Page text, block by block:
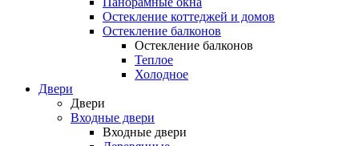
Остекление коттеджей и домов
Остекление балконов
Остекление балконов
Теплое
Холодное
Двери
Двери
Входные двери
Входные двери